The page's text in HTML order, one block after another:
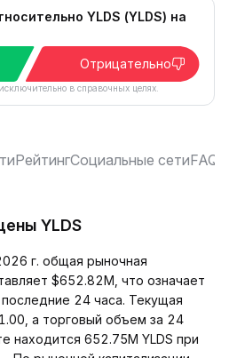
YLDS (YLDS) на
Отрицательно
в справочных целях.
РейтингСоциальные сетиFAQ
YLDS
г. общая рыночная
$652.82M, что означает
24 часа. Текущая
а торговый объем за 24
находится 652.75M YLDS при